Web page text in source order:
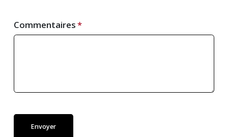
Commentaires
Envoyer